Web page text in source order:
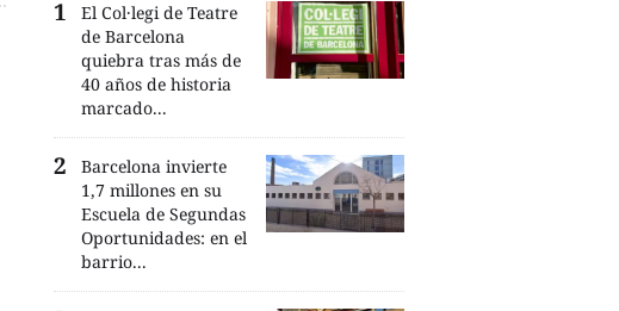
El Col·legi de Teatre
de Barcelona
quiebra tras más de
40 años de historia
marcado...
Barcelona invierte
1,7 millones en su
Escuela de Segundas
Oportunidades: en el
barrio...